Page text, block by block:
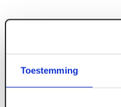
Toestemming